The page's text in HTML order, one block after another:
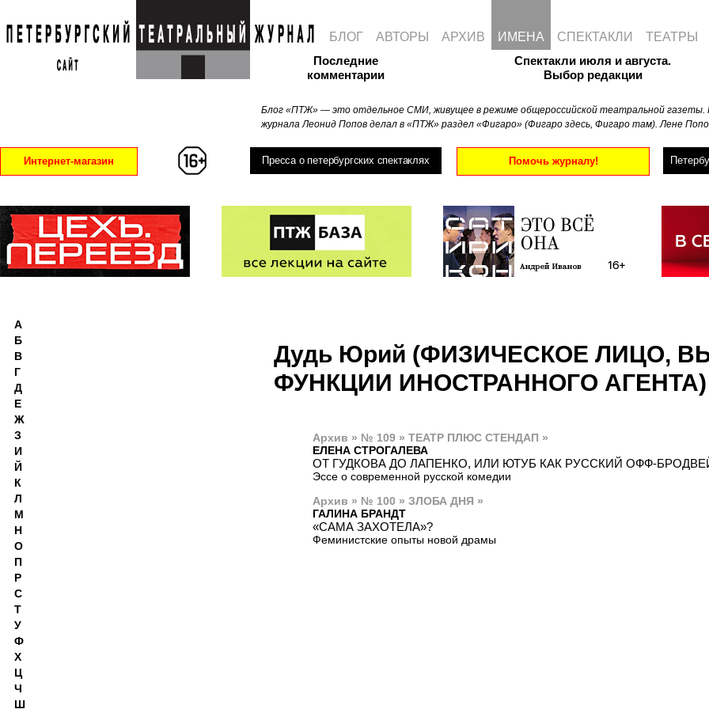
Последние
комментарии
Блог «ПТЖ» — это отдельное СМИ, живущее в режиме общероссийской театральной газеты.
журнала Леонид Попов делал в «ПТЖ» раздел «Фигаро» (Фигаро здесь, Фигаро там). Лене
Спектакли июля и августа.
Выбор редакции
Интернет-магазин Пресса о петербургских спектаклях Помочь журналу!
БЛОГ АВТОРЫ АРХИВ ИМЕНА СПЕКТАКЛИ ТЕАТРЫ
Дудь Юрий (ФИЗИЧЕСКОЕ ЛИЦО,
ФУНКЦИИ ИНОСТРАННОГО АГЕНТА)
Архив » № 109 » ТЕАТР ПЛЮС СТЕНДАП »
ЕЛЕНА СТРОГАЛЕВА
ОТ ГУДКОВА ДО ЛАПЕНКО, ИЛИ ЮТУБ КАК РУССКИЙ ОФФ-
Эссе о современной русской комедии
Архив » № 100 » ЗЛОБА ДНЯ »
ГАЛИНА БРАНДТ
«САМА ЗАХОТЕЛА»?
Феминистские опыты новой драмы
А
Б
В
Г
Д
Е
Ж
З
И
Й
К
Л
М
Н
О
П
Р
С
Т
У
Ф
Х
Ц
Ч
Ш